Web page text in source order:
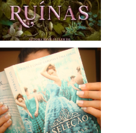
A Seleção (A Seleção,
Vol.1) - Kier...